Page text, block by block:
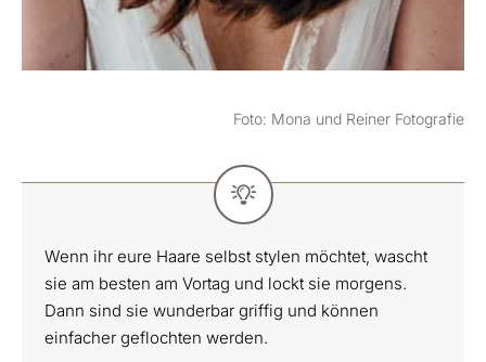
Foto: Mona und Reiner Fotografie
Wenn ihr eure Haare selbst stylen möchtet, wascht
sie am besten am Vortag und lockt sie morgens.
Dann sind sie wunderbar griffig und können
einfacher geflochten werden.